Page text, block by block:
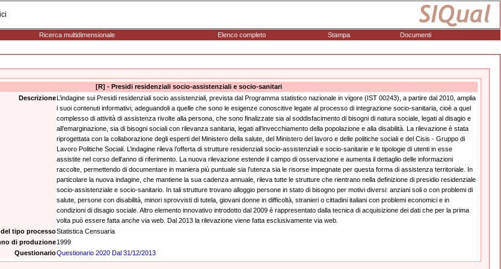
Ricerca multidimensionale Elenco completo Stampa
Documenti
[R] - Presidi residenziali socio-assistenziali e socio-sanitari
DescrizioneL’indagine sui Presidi residenziali socio assistenziali, prevista dal Programma statistico nazionale in vigore (IST 00243), a partire dal 2010, amplia
i suoi contenuti informativi, adeguandoli a quelle che sono le esigenze conoscitive legate al processo di integrazione socio-sanitaria, cioè a quel
complesso di attività di assistenza rivolte alla persona, che sono finalizzate sia al soddisfacimento di bisogni di natura sociale, legati al disagio e
all’emarginazione, sia di bisogni sociali con rilevanza sanitaria, legati all’invecchiamento della popolazione e alla disabilità. La rilevazione è stata
riprogettata con la collaborazione degli esperti del Ministero della salute, del Ministero del lavoro e delle politiche sociali e del Cisis - Gruppo di
Lavoro Politiche Sociali. L’indagine rileva l’offerta di strutture residenziali socio-assistenziali e socio-sanitarie e le tipologie di utenti in esse
assistite nel corso dell'anno di riferimento. La nuova rilevazione estende il campo di osservazione e aumenta il dettaglio delle informazioni
raccolte, permettendo di documentare in maniera più puntuale sia l’utenza sia le risorse impegnate per questa forma di assistenza territoriale. In
particolare la nuova indagine, che mantiene la sua cadenza annuale, rileva tutte le strutture che rientrano nella definizione di presidio residenziale
socio-assistenziale e socio-sanitario. In tali strutture trovano alloggio persone in stato di bisogno per motivi diversi: anziani soli o con problemi di
salute, persone con disabilità, minori sprovvisti di tutela, giovani donne in difficoltà, stranieri o cittadini italiani con problemi economici e in
condizioni di disagio sociale. Altro elemento innovativo introdotto dal 2009 è rappresentato dalla tecnica di acquisizione dei dati che per la prima
volta può essere fatta anche via web. Dal 2013 la rilevazione viene fatta esclusivamente via web.
tipo processoStatistica Censuaria
di produzione1999
QuestionarioQuestionario 2020 Dal 31/12/2013